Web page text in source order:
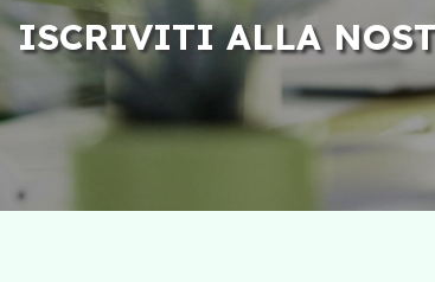
ISCRIVITI ALLA